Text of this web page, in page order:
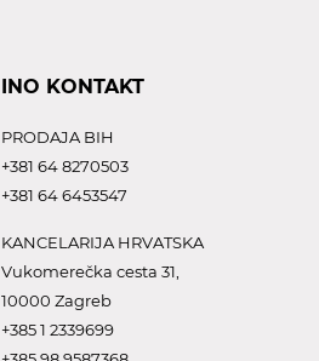
INO KONTAKT
PRODAJA BIH
+381 64 8270503
+381 64 6453547
KANCELARIJA HRVATSKA
Vukomerečka cesta 31,
10000 Zagreb
+385 1 2339699